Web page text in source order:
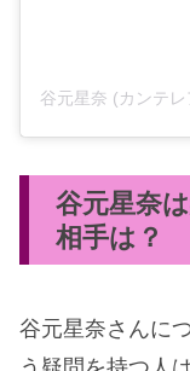
谷元星奈
相手は？
谷元星奈さんに